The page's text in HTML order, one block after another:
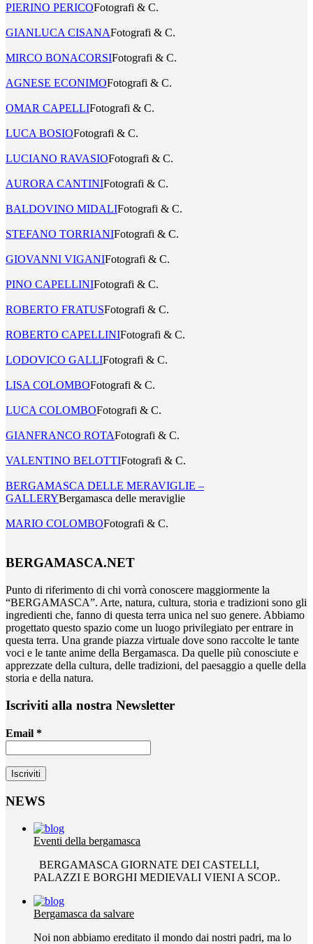
PIERINO PERICOFotografi & C.
GIANLUCA CISANAFotografi & C.
MIRCO BONACORSIFotografi & C.
AGNESE ECONIMOFotografi & C.
OMAR CAPELLIFotografi & C.
LUCA BOSIOFotografi & C.
LUCIANO RAVASIOFotografi & C.
AURORA CANTINIFotografi & C.
BALDOVINO MIDALIFotografi & C.
STEFANO TORRIANIFotografi & C.
GIOVANNI VIGANIFotografi & C.
PINO CAPELLINIFotografi & C.
ROBERTO FRATUSFotografi & C.
ROBERTO CAPELLINIFotografi & C.
LODOVICO GALLIFotografi & C.
LISA COLOMBOFotografi & C.
LUCA COLOMBOFotografi & C.
GIANFRANCO ROTAFotografi & C.
VALENTINO BELOTTIFotografi & C.
BERGAMASCA DELLE MERAVIGLIE –
GALLERYBergamasca delle meraviglie
MARIO COLOMBOFotografi & C.
BERGAMASCA.NET
Punto di riferimento di chi vorrà conoscere maggiormente la
“BERGAMASCA”. Arte, natura, cultura, storia e tradizioni sono gli
ingredienti che, fanno di questa terra unica nel suo genere. Abbiamo
progettato questo spazio come un luogo privilegiato per entrare in
questa terra. Una grande piazza virtuale dove sono raccolte le tante
voci e le tante anime della Bergamasca. Da quelle più conosciute e
apprezzate della cultura, delle tradizioni, del paesaggio a quelle della
storia e della natura.
Iscriviti alla nostra Newsletter
Email *
NEWS
Eventi della bergamasca
BERGAMASCA GIORNATE DEI CASTELLI,
PALAZZI E BORGHI MEDIEVALI VIENI A SCOP..
Bergamasca da salvare
Noi non abbiamo ereditato il mondo dai nostri padri, ma lo